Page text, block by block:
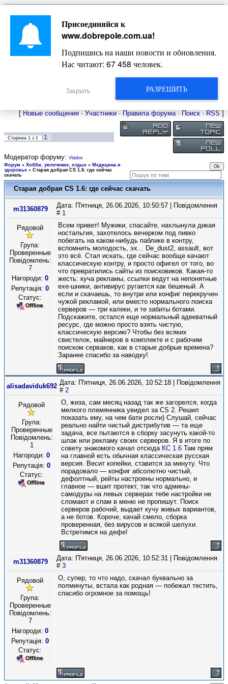
Главная
Новости
Довідкова
Фото
Оголошення
Видео
Жизнь Добропольского края
[ Новые сообщения · Участники · Правила форума· Поиск · RSS ]
Сторінка 1 з 1 1
Модератор форуму: Vlados
Форум » Хобби, увлечение, отдых » Медицина и
здоровье » Старая добрая CS 1.6: где сейчас
скачать
Старая добрая CS 1.6: где сейчас скачать
m31360879
Дата: П'ятниця, 26.06.2026, 10:50:57 | Повідомлення
# 1
Рядовой
Група:
Проверенные
Повідомлень:
7
Нагороди: 0
Репутація: 0
Статус:
Всем привет! Мужики, спасайте, нахлынула дикая
ностальгия, захотелось вечерком под пивко
побегать на каком-нибудь паблике в контру,
вспомнить молодость, эх... De_dust2, assault, вот
это всё. Стал искать, где сейчас вообще качают
классическую контру, и просто офигел от того, во
что превратились сайты из поисковиков. Какая-то
жесть: куча рекламы, ссылки ведут на непонятные
exe-шники, антивирус ругается как бешеный. А
если и скачаешь, то внутри или конфиг перекручен
чужой рекламой, или вместо нормального поиска
серверов — три калеки, и те забиты ботами.
Подскажите, остался еще нормальный адекватный
ресурс, где можно просто взять чистую,
классическую версию? Чтобы без всяких
свистелок, майнеров в комплекте и с рабочим
поиском серваков, как в старые добрые времена?
Заранее спасибо за наводку!
alisadaviduk692 Дата: П'ятниця, 26.06.2026, 10:52:18 | Повідомлення
# 2
Рядовой
Група:
Проверенные
Повідомлень:
1
Нагороди: 0
Репутація: 0
Статус:
О, жиза, сам месяц назад так же загорелся, когда
мелкого племянника увидел за CS 2. Решил
показать ему, на чем бати росли) Слушай, сейчас
реально найти чистый дистрибутив — та еще
задача, все пытаются в сборку засунуть какой-то
шлак или рекламу своих серверов. Я в итоге по
совету знакомого качал отсюда КС 1.6 Там прям
на главной есть обычная классическая русская
версия. Весит копейки, ставится за минуту. Что
порадовало — конфиг абсолютно чистый,
дефолтный, рейты настроены нормально, и
главное — вшит протект, так что админы-
самодуры на левых серверах тебе настройки не
сломают и спам в меню не пропишут. Поиск
серверов рабочий, выдает кучу живых вариантов,
а не ботов. Короче, качай смело, сборка
проверенная, без вирусов и всякой шелухи.
Встретимся на дефе!
m31360879
Дата: П'ятниця, 26.06.2026, 10:52:31 | Повідомлення
# 3
Рядовой
Група:
Проверенные
Повідомлень:
7
Нагороди: 0
Репутація: 0
Статус:
О, супер, то что надо, скачал буквально за
полминуты, встала как родная — побежал тестить,
спасибо огромное за помощь!
Присоединяйся к
www.dobrepole.com.ua!
Подпишись на наши новости и обновления.
Нас читают: 67 458 человек.
РАЗРЕШИТЬ
Закрыть